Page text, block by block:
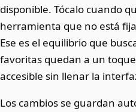
disponible. Tócalo cuando
herramienta que no está
Ese es el equilibrio que
favoritas quedan a un
accesible sin llenar la
Los cambios se guardan